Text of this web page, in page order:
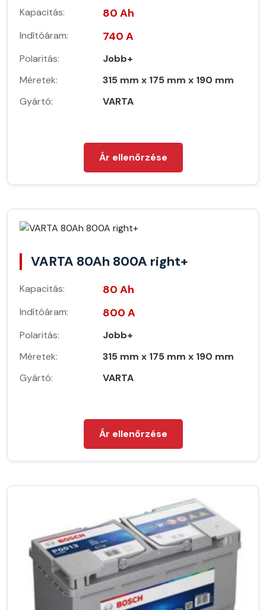
Kapacitás: 80 Ah
Indítóáram: 740 A
Polaritás:
Jobb+
Méretek:
315 mm x 175 mm x 190 mm
Gyártó:
VARTA
Ár ellenőrzése
VARTA 80Ah 800A right+
Kapacitás: 80 Ah
Indítóáram: 800 A
Polaritás:
Jobb+
Méretek:
315 mm x 175 mm x 190 mm
Gyártó:
VARTA
Ár ellenőrzése